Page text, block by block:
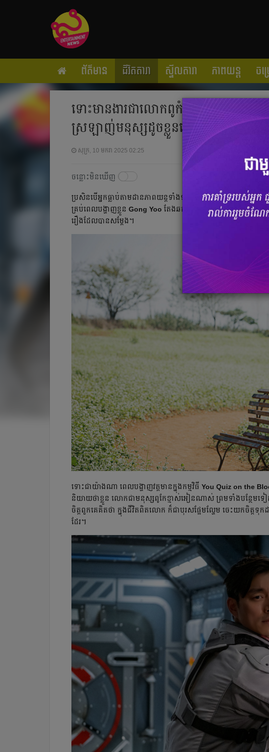
ព័ត៌មាន ជីវិតតារា ស្ទីលតារា ភាពយន្ត ចម្
ទោះមានងារជាលោកពូកំពូលស្នេហ៍ ប៉ុន្តែ
ស្រឡាញ់មនុស្សដូចខ្លួនទេ
សុក្រ, 10 មករា 2025 02:25
ចន្លោះមិនឃើញ
ប្រសិនបើអ្នកធ្លាប់តាមដានភាពយន្តទាំងឡាយរបស់Gong Yooអ្នកនឹង
គ្រប់ពេលបង្ហាញ​ខ្លួន Gong Yoo តែង​ឆក់​យក​បេះដូង​មនុស្ស​ជា​ច្រើន
រឿងដែលបាន​សម្ដែង។
ទោះជាយ៉ាងណា ពេលបង្ហាញវត្តមានក្នុងកម្មវិធី You Quiz on the
និយាយថាខ្លួន លោកជាមនុស្សពូកែខ្មាស់អៀនណាស់ ព្រមទាំងបន្ថែមទៀ
ចិត្តពួកគេ​គិតថា​ ក្នុងជីវិតពិតលោក ក៏ជា​បុរស​ផ្អែមល្ហែម ចេះយកចិត្ត​ទុ
ដែរ។